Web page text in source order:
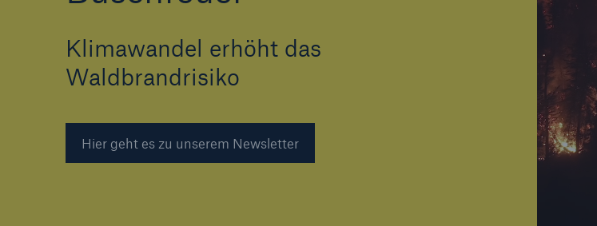
Klimawandel erhöht das
Waldbrandrisiko
Hier geht es zu unserem Newsletter
insurance
Reinsurance Property/Casualty
Marine Trend Radar 2025